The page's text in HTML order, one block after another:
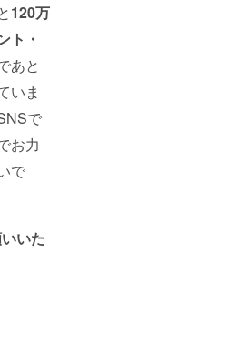
120万
ト・
あと
いま
で
お力
で
いた